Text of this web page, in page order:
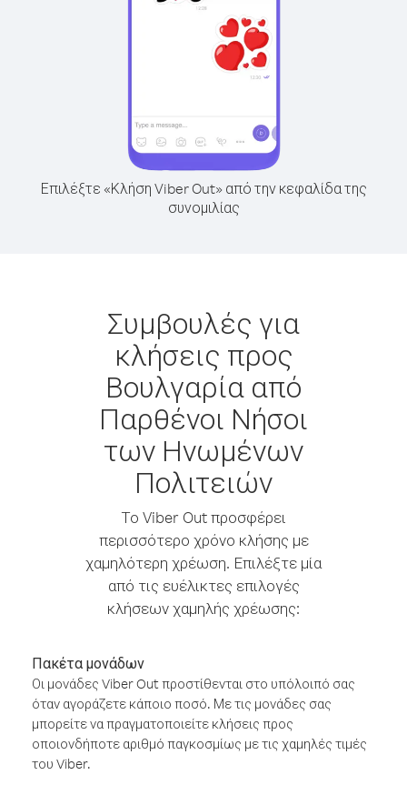
Επιλέξτε «Κλήση Viber Out» από την κεφαλίδα της
συνομιλίας
Συμβουλές για
κλήσεις προς
Βουλγαρία από
Παρθένοι Νήσοι
των Ηνωμένων
Πολιτειών
Το Viber Out προσφέρει
περισσότερο χρόνο κλήσης με
χαμηλότερη χρέωση. Επιλέξτε μία
από τις ευέλικτες επιλογές
κλήσεων χαμηλής χρέωσης:
Πακέτα μονάδων
Οι μονάδες Viber Out προστίθενται στο υπόλοιπό σας
όταν αγοράζετε κάποιο ποσό. Με τις μονάδες σας
μπορείτε να πραγματοποιείτε κλήσεις προς
οποιονδήποτε αριθμό παγκοσμίως με τις χαμηλές τιμές
του Viber.